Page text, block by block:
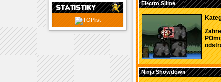
Electro Slime
Ninja Showdown